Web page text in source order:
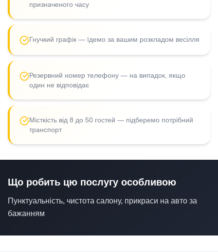
призначеного часу
Гнучкий графік — їдемо за вашим розкладом весілля
Резервний номер телефону — на випадок, якщо
один не відповідає
Місткість від 8 до 50 гостей — підберемо потрібний
транспорт
Що робить цю послугу особливою
Пунктуальність, чистота салону, прикраси на авто за
бажанням